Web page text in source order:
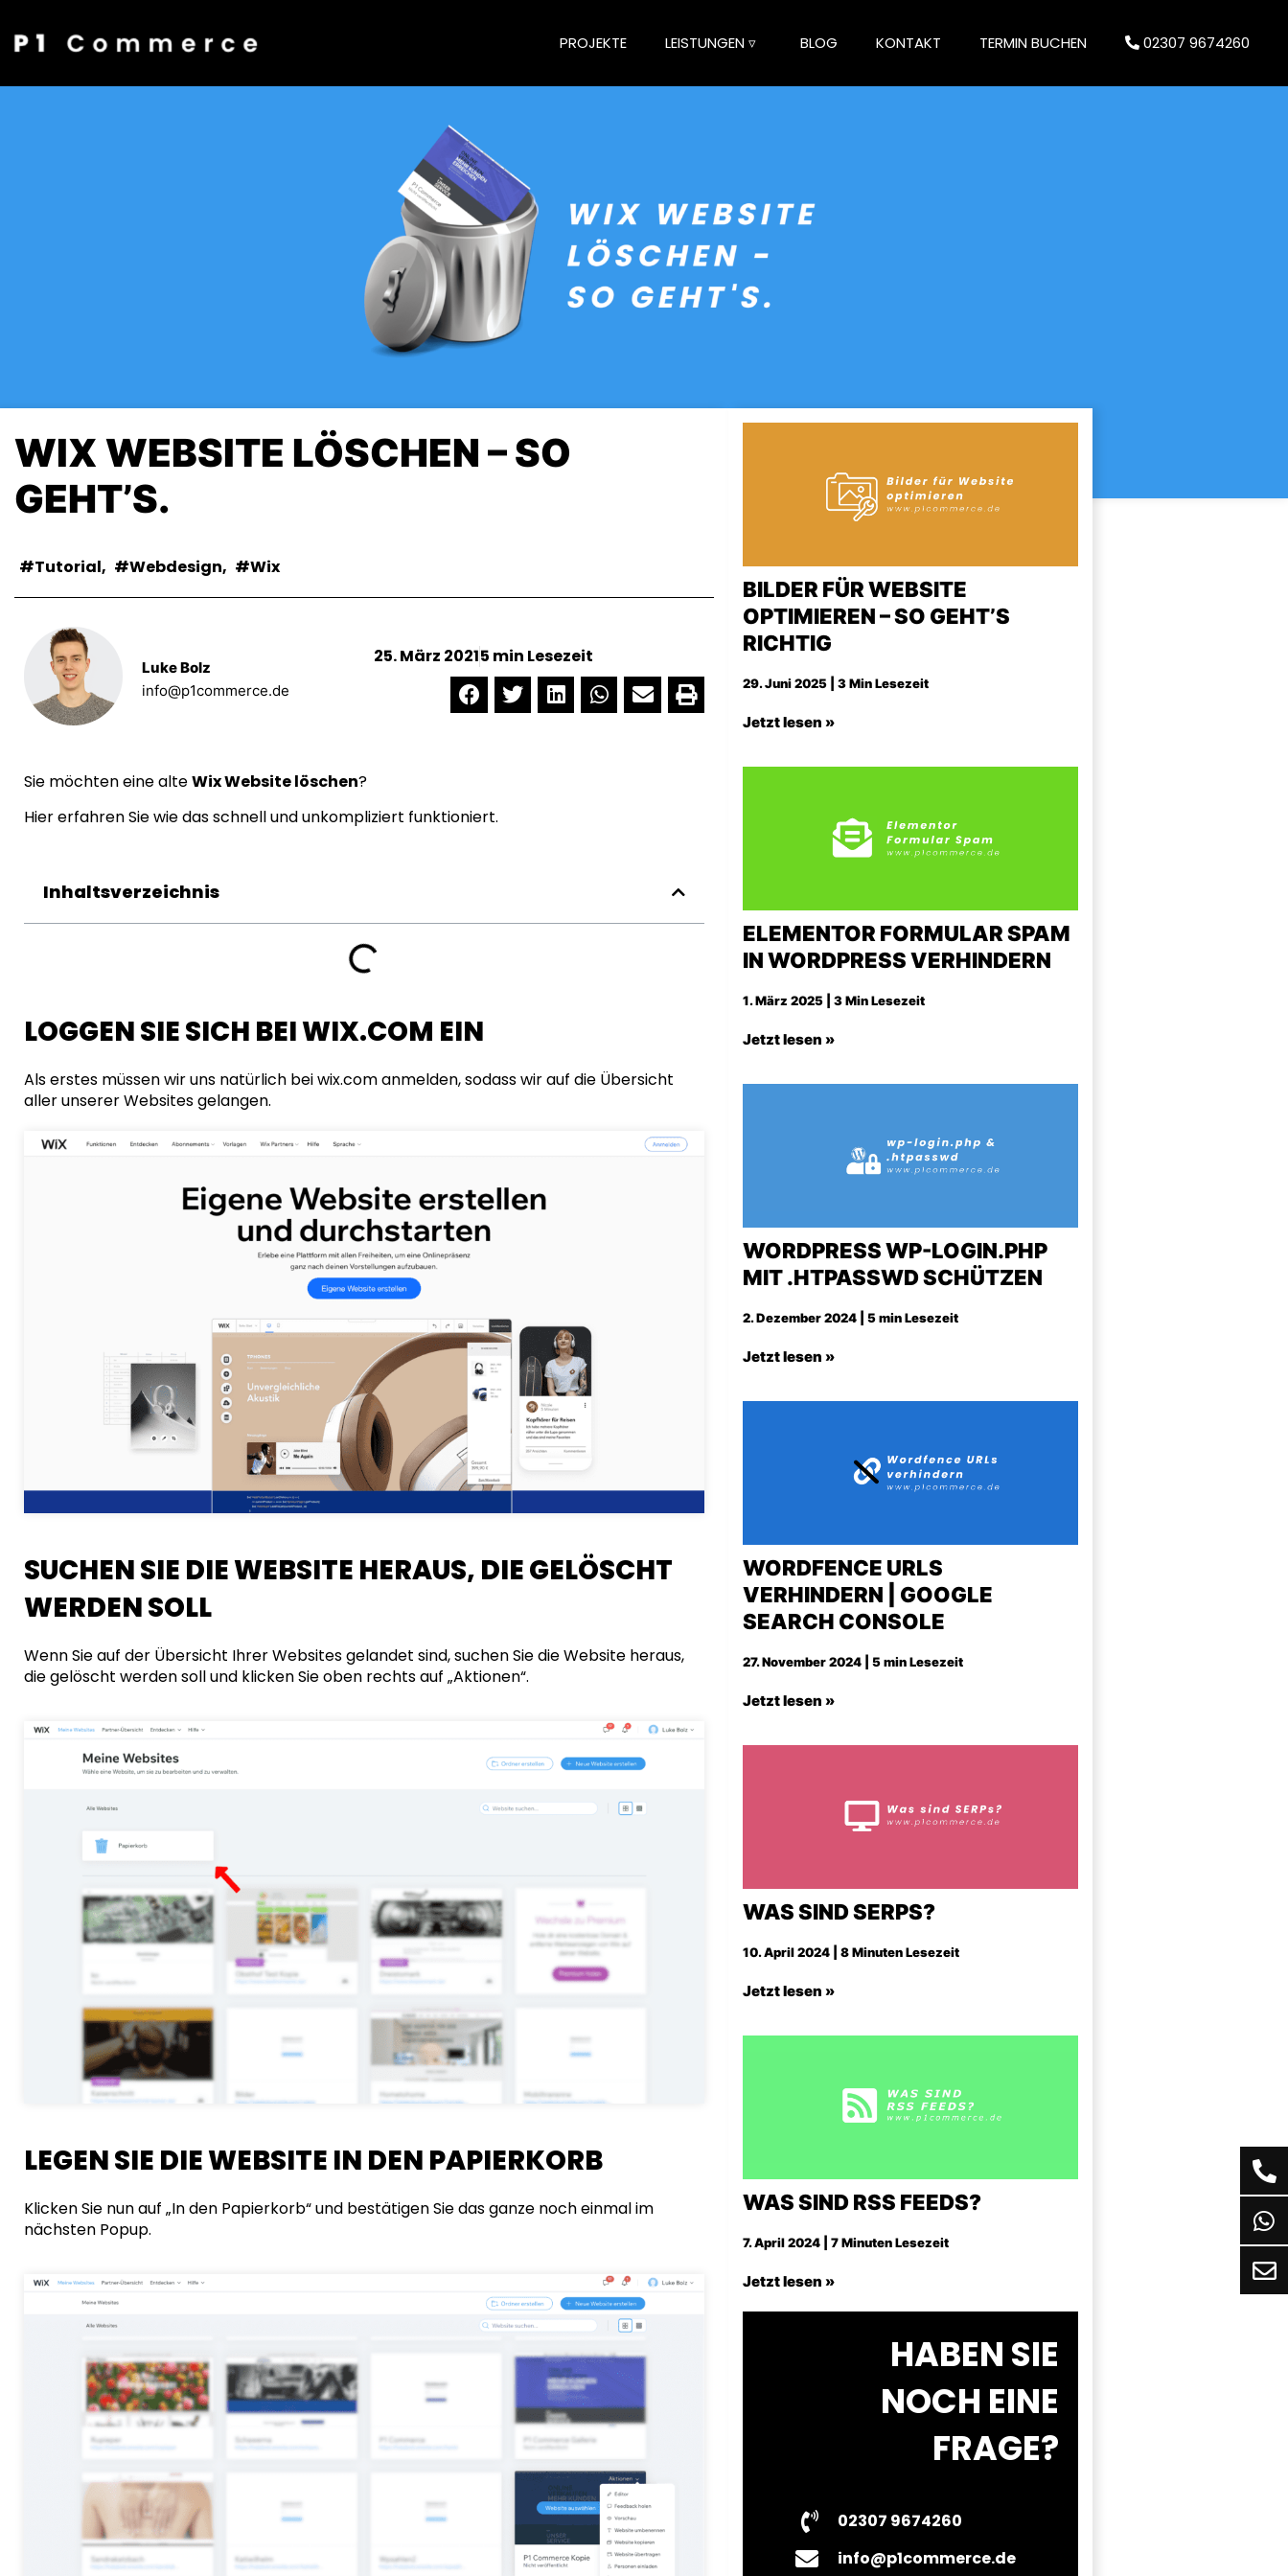
PROJEKTE LEISTUNGEN ▿ BLOG KONTAKT TERMIN BUCHEN 02307 9674260
WIX WEBSITE LÖSCHEN – SO
GEHT’S.
Tutorial, Webdesign, Wix
Luke Bolz
info@p1commerce.de
25. März 20215 min Lesezeit
Sie möchten eine alteWix Website löschen?
Hier erfahren Sie wie das schnell und unkompliziert funktioniert.
Inhaltsverzeichnis
LOGGEN SIE SICH BEI WIX.COM EIN
Als erstes müssen wir uns natürlich beiwix.comanmelden, sodass wir auf die Übersicht
aller unserer Websites gelangen.
SUCHEN SIE DIE WEBSITE HERAUS, DIE GELÖSCHT
WERDEN SOLL
Wenn Sie auf der Übersicht Ihrer Websites gelandet sind, suchen Sie die Website heraus,
die gelöscht werden soll und klicken Sie oben rechts auf „Aktionen“.
LEGEN SIE DIE WEBSITE IN DEN PAPIERKORB
Klicken Sie nun auf „In den Papierkorb“ und bestätigen Sie das ganze noch einmal im
nächsten Popup.
BILDER FÜR WEBSITE
OPTIMIEREN – SO GEHT’S
RICHTIG
29. Juni 2025 | 3 Min Lesezeit
Jetzt lesen »
ELEMENTOR FORMULAR SPAM
IN WORDPRESS VERHINDERN
1. März 2025 | 3 Min Lesezeit
Jetzt lesen »
WORDPRESS WP-LOGIN.PHP
MIT .HTPASSWD SCHÜTZEN
2. Dezember 2024 | 5 min Lesezeit
Jetzt lesen »
WORDFENCE URLS
VERHINDERN | GOOGLE
SEARCH CONSOLE
27. November 2024 | 5 min Lesezeit
Jetzt lesen »
WAS SIND SERPS?
10. April 2024 | 8 Minuten Lesezeit
Jetzt lesen »
WAS SIND RSS FEEDS?
7. April 2024 | 7 Minuten Lesezeit
Jetzt lesen »
HABEN SIE
NOCH EINE
FRAGE?
02307 9674260
info@p1commerce.de